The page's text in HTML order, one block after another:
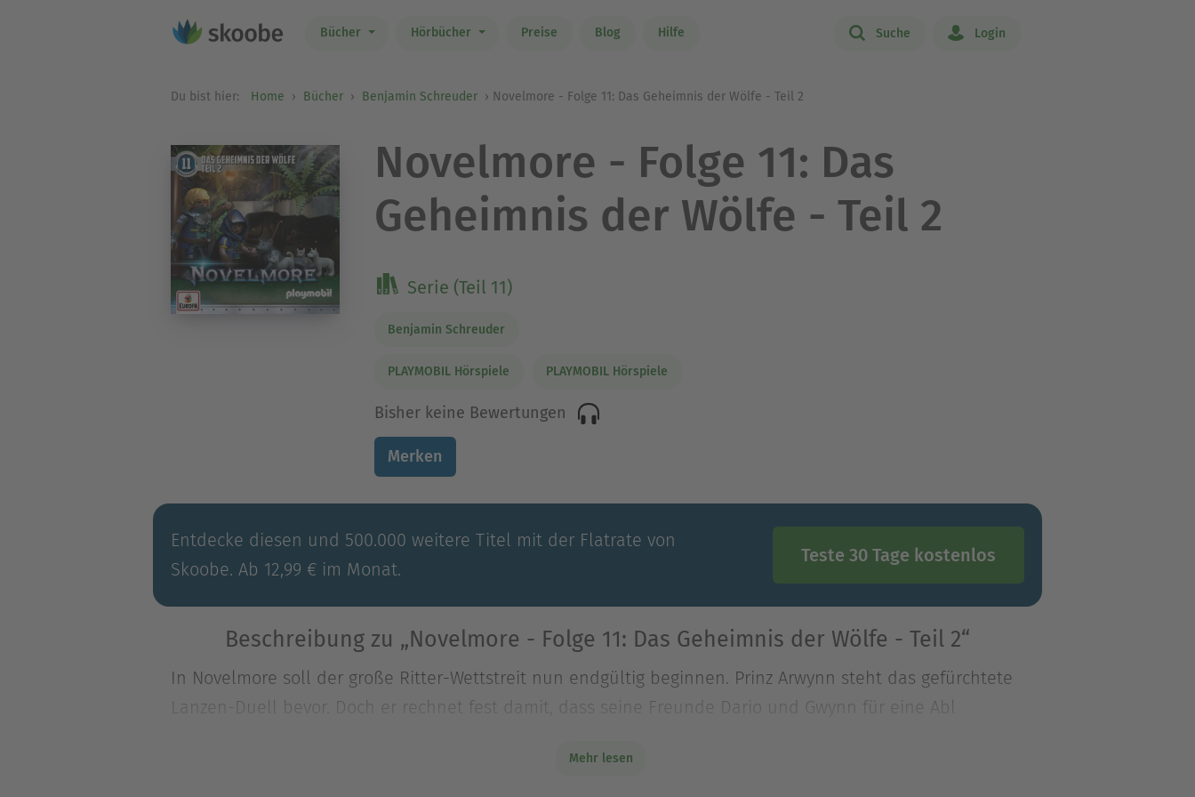
Bücher Hörbücher Preise Blog Hilfe Suche Login
Du bist hier: Home Bücher Benjamin Schreuder Novelmore - Folge 11: Das Geheimnis der Wölfe - Teil 2
Novelmore - Folge 11: Das
Geheimnis der Wölfe - Teil 2
Serie (Teil 11)
Benjamin Schreuder
PLAYMOBIL Hörspiele PLAYMOBIL Hörspiele
Bisher keine Bewertungen
Merken
Entdecke diesen und 500.000 weitere Titel mit der Flatrate von
Skoobe. Ab 12,99 € im Monat.
Teste 30 Tage kostenlos
Beschreibung zu „Novelmore - Folge 11: Das Geheimnis der Wölfe - Teil 2“
In Novelmore soll der große Ritter-Wettstreit nun endgültig beginnen. Prinz Arwynn steht das gefürchtete
Lanzen-Duell bevor. Doch er rechnet fest damit, dass seine Freunde Dario und Gwynn für eine Abl
Lanzen-Duell bevor. Doch er rechnet fest damit, dass seine Freunde Dario und Gwynn für eine Ablenkung
Mehr lesen